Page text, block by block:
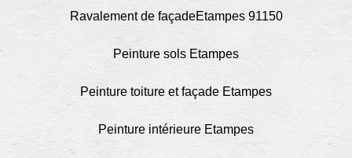
Ravalement de façadeEtampes 91150
Peinture sols Etampes
Peinture toiture et façade Etampes
Peinture intérieure Etampes